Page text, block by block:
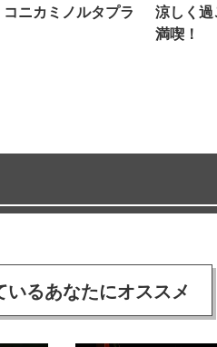
ニカミノルタプラ
涼しく
満喫！
いるあなたにオススメ